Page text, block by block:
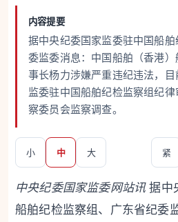
内容提要
据中央纪委国家监委驻中国船
委监委消息：中国船舶（香港
事长杨力涉嫌严重违纪违法，
监委驻中国船舶纪检监察组纪
察委员会监察调查。
小 中 大 紧
中央纪委国家监委网站讯据中
船舶纪检监察组、广东省纪委